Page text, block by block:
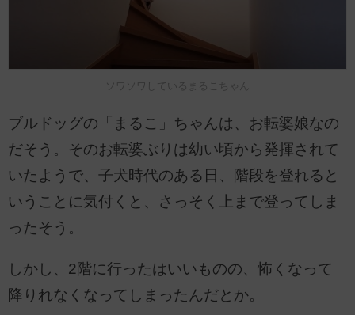
ソワソワしているまるこちゃん
ブルドッグの「まるこ」ちゃんは、お転婆娘なの
だそう。そのお転婆ぶりは幼い頃から発揮されて
いたようで、子犬時代のある日、階段を登れると
いうことに気付くと、さっそく上まで登ってしま
ったそう。
しかし、2階に行ったはいいものの、怖くなって
降りれなくなってしまったんだとか。